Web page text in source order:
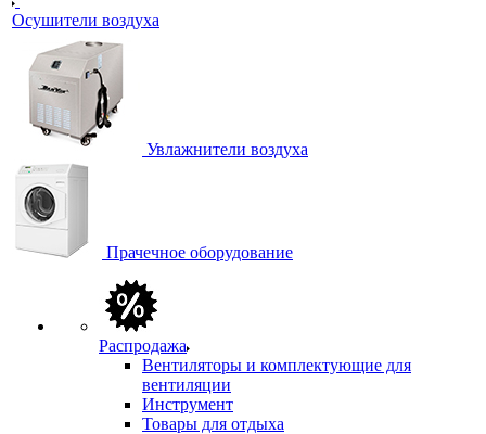
Осушители воздуха
Увлажнители воздуха
Прачечное оборудование
Распродажа
Вентиляторы и комплектующие для
вентиляции
Инструмент
Товары для отдыха